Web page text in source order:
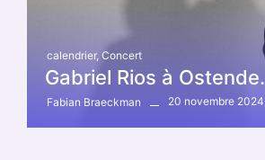
calendrier, Concert
Gabriel Rios à Ostende.
Fabian Braeckman 20 novembre 2024